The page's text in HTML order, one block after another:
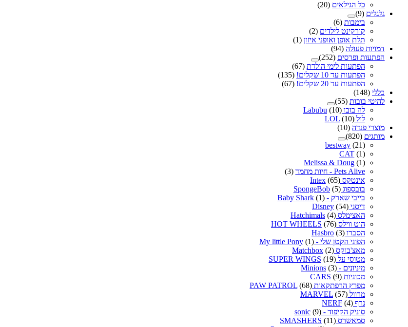
כל הגילאים (20)
גלגלים (9)
בימבות (6)
קורקינט לילדים (2)
תלת אופן ואופני איזון (1)
דמויות פעולה (94)
הפתעות ופרסים (252)
הפתעות לימי הולדת (67)
הפתעות עד 10 שקלים!
(135)
הפתעות עד 20 שקלים!
(67)
כללי (148)
להיטי בובות (55)
לה בובו Labubu (10)
לול LOL (10)
מוצרי פנדה (10)
מותגים (820)
bestway (21)
CAT (1)
Melissa & Doug (1)
Pets Alive - חיות מחמד
(3)
אינטקס Intex (65)
בובספוג SpongeBob (5)
בייבי שארק - Baby Shark (1)
דיסני Disney (54)
האצימלס Hatchimals (4)
הוט ווילס HOT WHEELS (76)
הסברו Hasbro (3)
הפוני הקטן שלי - My little Pony (1)
מאצ'בוקס Matchbox (2)
מטוסי על SUPER WINGS (19)
מיניונים - Minions (3)
מכוניות CARS (9)
מפרץ הרפתקאות PAW PATROL (68)
מרוול MARVEL (57)
נרף NERF (4)
סוניק הקיפוד - sonic (9)
סמאשרס SMASHERS (11)